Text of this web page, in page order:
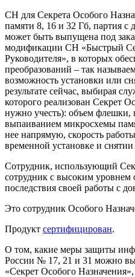
СН для Секрета Особого
памяти 8, 16 и 32 Гб, партия с
может быть выпущена под
модификации СН «Быстрый
Руководителя», в которых
преобразований – так
возможность установки или
результате сейчас, выбирая
которого реализован Секрет
нужно учесть): объем флешки,
выпаиванием микросхемы
нее напрямую, скорость
временной установке и
Сотрудник, использующий
сотрудник с высоким уровнем
последствия своей работы с
Это сотрудник Особого
Продукт сертифицирован.
О том, какие меры защиты
России № 17, 21 и 31 можно
«Секрет Особого